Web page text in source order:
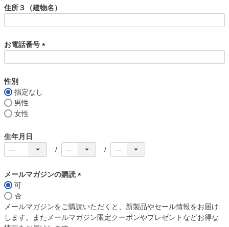
須
)
住所３（建物名）
お電話番号
性別
指定なし
男性
女性
生年月日
メールマガジンの購読
須
)
可
否
メールマガジンをご購読いただくと、新製品やセール情報をお届け
します。またメールマガジン限定クーポンやプレゼントなどお得な